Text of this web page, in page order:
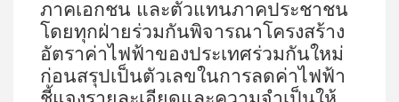
ภาคเอกชน และตัวแทนภาคประชาชน
โดยทุกฝ่ายร่วมกันพิจารณาโครงสร้าง
อัตราค่าไฟฟ้าของประเทศร่วมกันใหม่
ก่อนสรุปเป็นตัวเลขในการลดค่าไฟฟ้า